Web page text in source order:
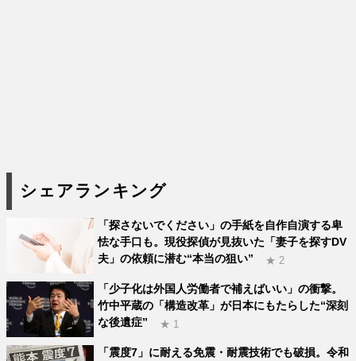
シェアランキング
「探さないでください」の手紙を自作自演する卑
怯な手口も。現役探偵が見抜いた「妻子を探すDV
夫」の依頼に潜む“本当の狙い”
★ 2
「少子化は外国人労働者で補えばいい」の衝撃。
竹中平蔵の「構造改革」が日本にもたらした“深刻
な後遺症”
★ 1
「震度7」に耐える免震・耐震技術でも破損。令和